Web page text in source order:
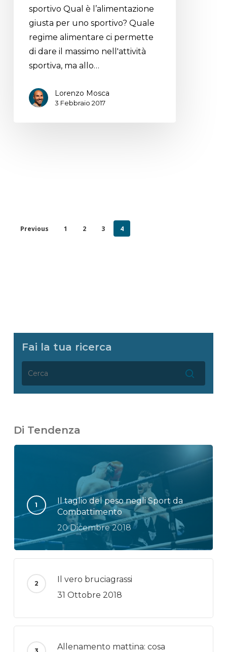
sportivo Qual è l’alimentazione
giusta per uno sportivo? Quale
regime alimentare ci permette
di dare il massimo nell'attività
sportiva, ma allo…
Lorenzo Mosca
3 Febbraio 2017
Previous 1 2 3 4
Fai la tua ricerca
Di Tendenza
Il taglio del peso negli Sport da
Combattimento
20 Dicembre 2018
Il vero bruciagrassi
31 Ottobre 2018
Allenamento mattina: cosa